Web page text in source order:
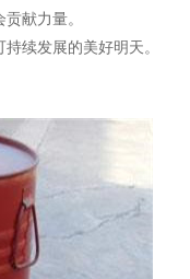
献力量。
续发展的美好明天。